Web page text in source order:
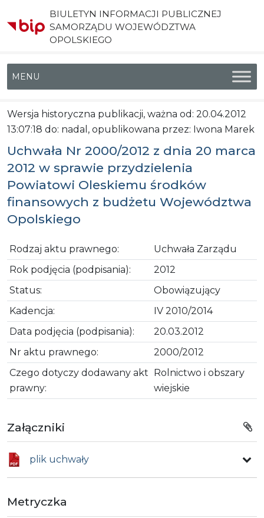
BIULETYN INFORMACJI PUBLICZNEJ
SAMORZĄDU WOJEWÓDZTWA
OPOLSKIEGO
Menu główne
Wersja historyczna publikacji, ważna od: 20.04.2012
13:07:18 do: nadal, opublikowana przez: Iwona Marek
Uchwała Nr 2000/2012 z dnia 20 marca
2012 w sprawie przydzielenia
Powiatowi Oleskiemu środków
finansowych z budżetu Województwa
Opolskiego
Rodzaj aktu prawnego:
Uchwała Zarządu
Rok podjęcia (podpisania):
2012
Status:
Obowiązujący
Kadencja:
IV 2010/2014
Data podjęcia (podpisania):
20.03.2012
Nr aktu prawnego:
2000/2012
Czego dotyczy dodawany akt
prawny:
Rolnictwo i obszary
wiejskie
Załączniki
plik uchwały
Metryczka